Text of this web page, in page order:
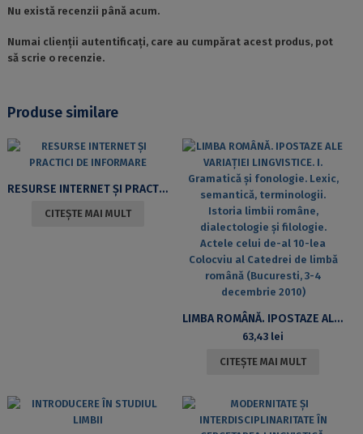
Nu există recenzii până acum.
Numai clienții autentificați, care au cumpărat acest produs, pot
să scrie o recenzie.
Produse similare
RESURSE INTERNET ȘI PRACTICI DE INFORMARE
CITEȘTE MAI MULT
LIMBA ROMÂNĂ. IPOSTAZE ALE VARIAȚIEI LINGVISTICE. I. GRAMATICĂ ȘI FONOLOGIE. LEXIC, SEMANTICĂ, TERMINOLOGII. ISTORIA LIMBII ROMÂNE, DIALECTOLOGIE ȘI FILOLOGIE. ACTELE CELUI DE-AL 10-LEA COLOCVIU AL CATEDREI DE LIMBĂ ROMÂNĂ (BUCURESTI, 3-4 DECEMBRIE 2010)
63,43 lei
CITEȘTE MAI MULT